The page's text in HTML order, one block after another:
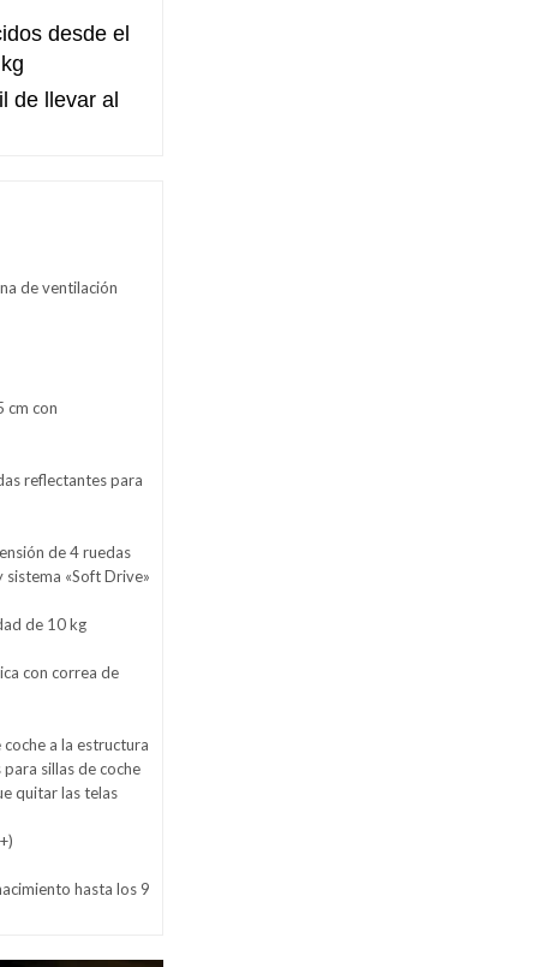
desde el
de llevar al
de ventilación
cm con
reflectantes para
de 4 ruedas
«Soft Drive»
de 10 kg
con correa de
a la estructura
sillas de coche
quitar las telas
hasta los 9